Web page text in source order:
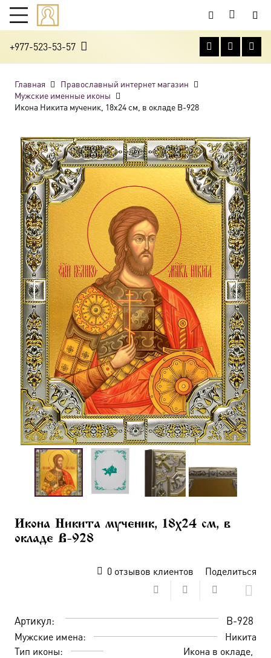
+977-523-53-57
Главная
Православный интернет магазин
Мужские именные иконы
Икона Никита мученик, 18х24 см, в окладе B-928
Икона Никита мученик, 18х24 см, в
окладе B-928
0отзывов клиентов Поделиться
Артикул: B-928
Мужские имена:
Никита
Тип иконы:
Икона в окладе